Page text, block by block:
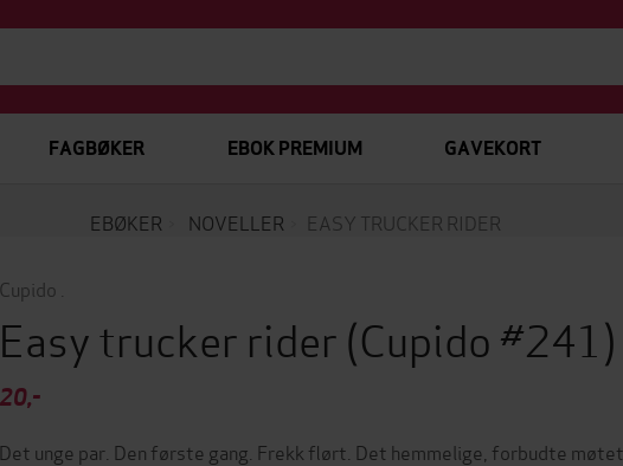
FAGBØKER EBOK PREMIUM GAVEKORT
EBØKER NOVELLER EASY TRUCKER RIDER
Cupido .
Easy trucker rider(Cupido #241)
20,-
Det unge par. Den første gang. Frekk flørt. Det hemmelige, forbudte